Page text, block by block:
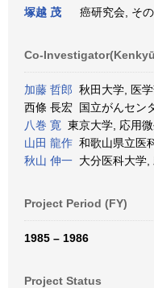
塚越 茂 癌研究会, そ
Co-
加藤 哲郎 秋田大学, 医
西條 長宏 国立がんセン
八巻 寛 東京大学, 応用
山田 龍作 和歌山県立医
秋山 伸一 大分医科大学
Project Period (FY)
1985 – 1986
Project Status